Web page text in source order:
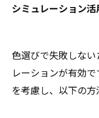
シミュレーション活
色選びで失敗しな
レーションが有効
を考慮し、以下の方